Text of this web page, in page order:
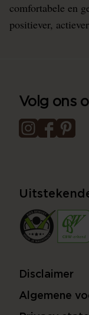
comfortabele en
positiever,
Volg ons
Disclaimer
Algemene